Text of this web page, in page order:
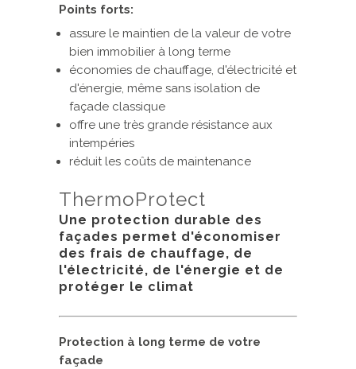
Points forts:
assure le maintien de la valeur de votre
bien immobilier à long terme
économies de chauffage, d'électricité et
d'énergie, même sans isolation de
façade classique
offre une très grande résistance aux
intempéries
réduit les coûts de maintenance
ThermoProtect
Une protection durable des
façades permet d'économiser
des frais de chauffage, de
l'électricité, de l'énergie et de
protéger le climat
Protection à long terme de votre
façade